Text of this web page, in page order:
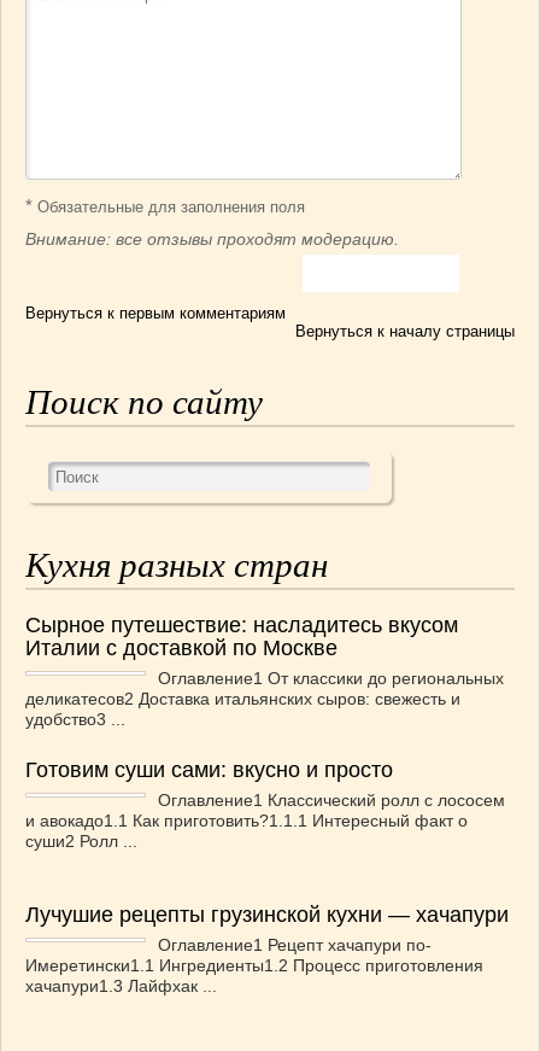
* Обязательные для заполнения поля
Внимание: все отзывы проходят модерацию.
Вернуться к первым комментариям
Вернуться к началу страницы
Поиск по сайту
Кухня разных стран
Сырное путешествие: насладитесь вкусом
Италии с доставкой по Москве
Оглавление1 От классики до региональных
деликатесов2 Доставка итальянских сыров: свежесть и
удобство3 ...
Готовим суши сами: вкусно и просто
Оглавление1 Классический ролл с лососем
и авокадо1.1 Как приготовить?1.1.1 Интересный факт о
суши2 Ролл ...
Лучушие рецепты грузинской кухни — хачапури
Оглавление1 Рецепт хачапури по-
Имеретински1.1 Ингредиенты1.2 Процесс приготовления
хачапури1.3 Лайфхак ...